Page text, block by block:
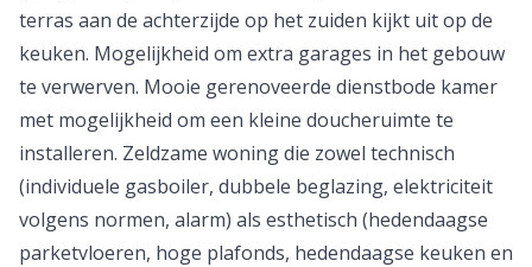
terras aan de achterzijde op het zuiden kijkt uit op de
keuken. Mogelijkheid om extra garages in het gebouw
te verwerven. Mooie gerenoveerde dienstbode kamer
met mogelijkheid om een kleine doucheruimte te
installeren. Zeldzame woning die zowel technisch
(individuele gasboiler, dubbele beglazing, elektriciteit
volgens normen, alarm) als esthetisch (hedendaagse
parketvloeren, hoge plafonds, hedendaagse keuken en